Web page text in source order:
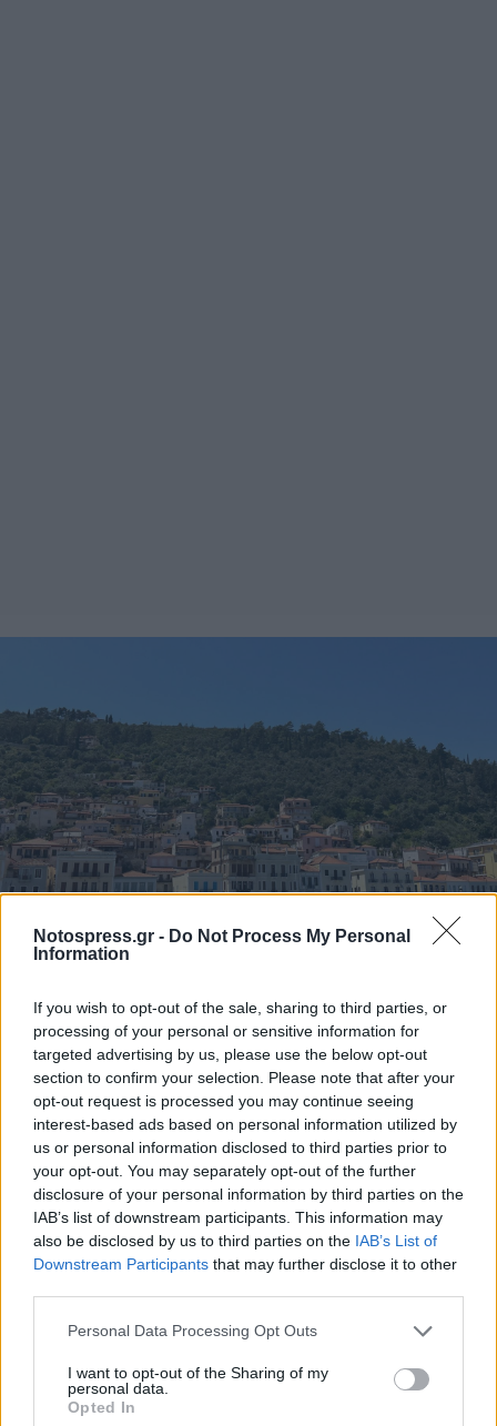
Notospress.gr - Do Not Process My Personal
Information
If you wish to opt-out of the sale, sharing to third parties, or
processing of your personal or sensitive information for
targeted advertising by us, please use the below opt-out
section to confirm your selection. Please note that after your
opt-out request is processed you may continue seeing
interest-based ads based on personal information utilized by
us or personal information disclosed to third parties prior to
your opt-out. You may separately opt-out of the further
disclosure of your personal information by third parties on the
IAB’s list of downstream participants. This information may
also be disclosed by us to third parties on the IAB’s List of
Downstream Participants that may further disclose it to other
Personal Data Processing Opt Outs
I want to opt-out of the Sharing of my
personal data.
Opted In